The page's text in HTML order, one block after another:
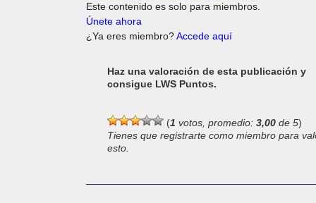
Este contenido es solo para miembros.
Únete ahora
¿Ya eres miembro?Accede aquí
Haz una valoración de esta publicación y
consigue LWS Puntos.
(1 votos, promedio: 3,00 de 5)
Tienes que registrarte como miembro para
esto.